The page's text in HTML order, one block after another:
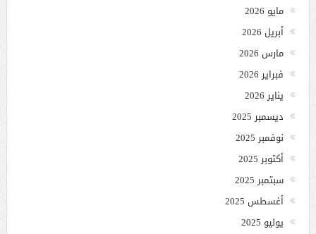
مايو 2026
أبريل 2026
مارس 2026
فبراير 2026
يناير 2026
ديسمبر 2025
نوفمبر 2025
أكتوبر 2025
سبتمبر 2025
أغسطس 2025
يوليو 2025